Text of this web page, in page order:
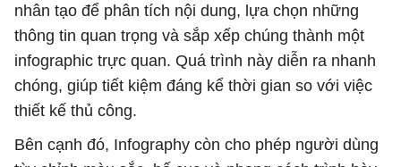
nhân tạo để phân tích nội dung, lựa chọn những
thông tin quan trọng và sắp xếp chúng thành một
infographic trực quan. Quá trình này diễn ra nhanh
chóng, giúp tiết kiệm đáng kể thời gian so với việc
thiết kế thủ công.
Bên cạnh đó, Infography còn cho phép người dùng